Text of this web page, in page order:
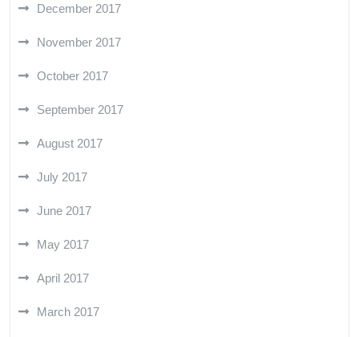
December 2017
November 2017
October 2017
September 2017
August 2017
July 2017
June 2017
May 2017
April 2017
March 2017